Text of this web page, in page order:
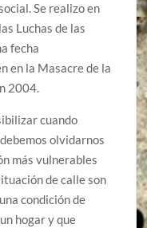
Se realizo en
Luchas de las
fecha
en la Masacre de la
2004.
cuando
olvidarnos
más vulnerables
de calle son
condición de
hogar y que